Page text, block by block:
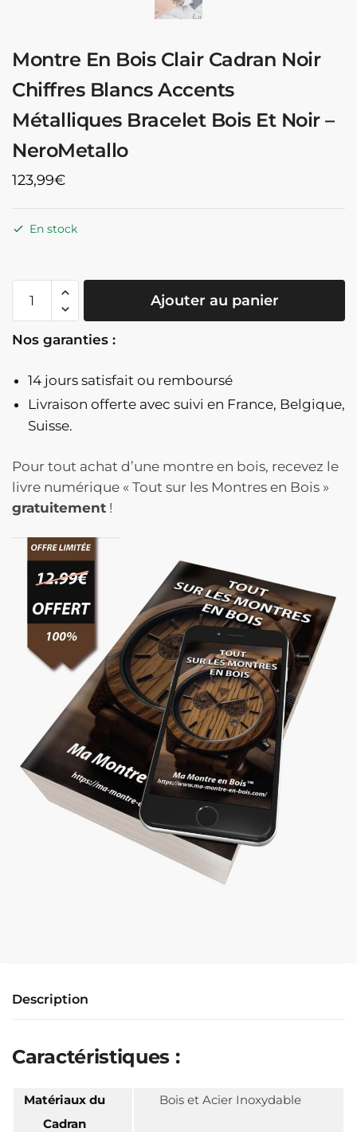
Montre En Bois Clair Cadran Noir
Chiffres Blancs Accents
Métalliques Bracelet Bois Et Noir –
NeroMetallo
123,99€
En stock
En
Clair
Cadran
Noir
Blancs
Accents
Métalliques
Bracelet
Bois
NeroMetallo
Ajouter au panier
Nos garanties :
14 jours satisfait ou remboursé
Livraison offerte avec suivi en France, Belgique,
Suisse.
Pour tout achat d’une montre en bois, recevez le
livre numérique « Tout sur les Montres en Bois »
gratuitement !
Description
Caractéristiques :
Matériaux du
Cadran
Bois et Acier Inoxydable